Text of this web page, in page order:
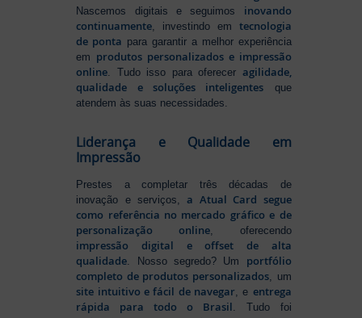
Nascemos digitais e seguimos inovando
continuamente , investindo em tecnologia
de ponta para garantir a melhor experiência
em produtos personalizados e impressão
online . Tudo isso para oferecer agilidade,
qualidade e soluções inteligentes que
atendem às suas necessidades.
Liderança e Qualidade em
Impressão
Prestes a completar três décadas de
inovação e serviços,a Atual Card segue
como referência no mercado gráfico e de
personalização online, oferecendo
impressão digital e offset de alta
qualidade . Nosso segredo? Um portfólio
completo de produtos personalizados , um
site intuitivo e fácil de navegar , e entrega
rápida para todo o Brasil . Tudo foi